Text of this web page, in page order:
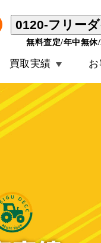
0120-フリー
無料査定/年中無休
買取実績